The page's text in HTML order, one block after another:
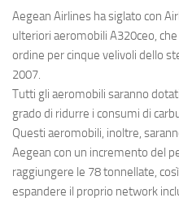
Incidenti
Industria
Eventi
Aegean Airlines ha siglato con
ulteriori aeromobili A320ceo,
ordine per cinque velivoli dello
2007.
Tutti gli aeromobili saranno
grado di ridurre i consumi di
Questi aeromobili, inoltre,
Aegean con un incremento del
raggiungere le 78 tonnellate,
espandere il proprio network